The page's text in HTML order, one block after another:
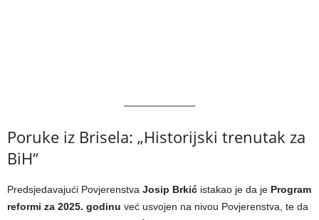
Poruke iz Brisela: „Historijski trenutak za
BiH“
Predsjedavajući Povjerenstva Josip Brkić istakao je da je Program
reformi za 2025. godinu već usvojen na nivou Povjerenstva, te da